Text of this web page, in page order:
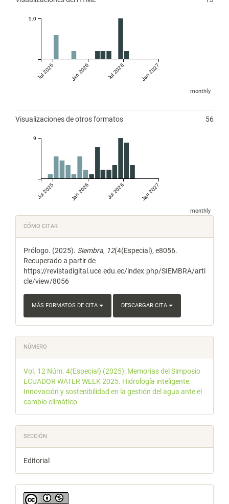
Jul 2025 Jan 2026 Jul 2026 Jan 2027
5.0
monthly
Visualizaciones de otros formatos 56
Jul 2025 Jan 2026 Jul 2026 Jan 2027
9
monthly
Detalles
del
artículo
CÓMO CITAR
Prólogo. (2025). Siembra, 12(4(Especial), e8056.
Recuperado a partir de
https://revistadigital.uce.edu.ec/index.php/SIEMBRA/arti
cle/view/8056
MÁS FORMATOS DE CITA DESCARGAR CITA
NÚMERO
Vol. 12 Núm. 4(Especial) (2025): Memorias del Simposio
ECUADOR WATER WEEK 2025. Hidrología inteligente:
Innovación y sostenibilidad en la gestión del agua ante el
cambio climático
SECCIÓN
Editorial